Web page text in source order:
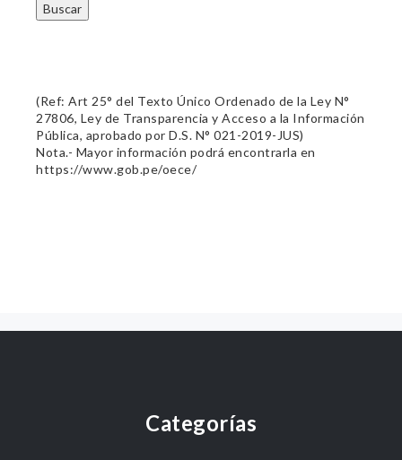
Buscar
(Ref: Art 25° del Texto Único Ordenado de la Ley N°
27806, Ley de Transparencia y Acceso a la Información
Pública, aprobado por D.S. N° 021-2019-JUS)
Nota.- Mayor información podrá encontrarla en
https://www.gob.pe/oece/
Categorías